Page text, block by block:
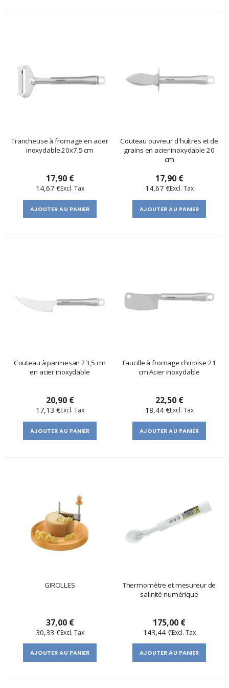
Trancheuse à fromage en acier
inoxydable 20x7,5 cm
17,90 €
14,67 €
AJOUTER AU PANIER
Couteau ouvreur d'huîtres et de
grains en acier inoxydable 20
cm
17,90 €
14,67 €
AJOUTER AU PANIER
Couteau à parmesan 23,5 cm
en acier inoxydable
20,90 €
17,13 €
AJOUTER AU PANIER
Faucille à fromage chinoise 21
cm Acier inoxydable
22,50 €
18,44 €
AJOUTER AU PANIER
GIROLLES
37,00 €
30,33 €
AJOUTER AU PANIER
Thermomètre et mesureur de
salinité numérique
175,00 €
143,44 €
AJOUTER AU PANIER